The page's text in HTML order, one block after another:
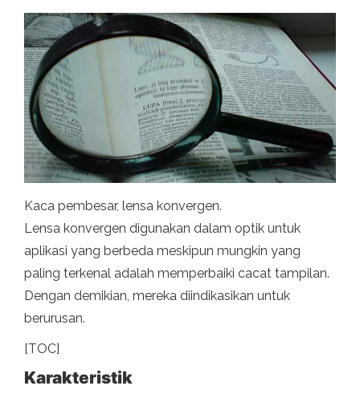
Kaca pembesar, lensa konvergen.
Lensa konvergen digunakan dalam optik untuk
aplikasi yang berbeda meskipun mungkin yang
paling terkenal adalah memperbaiki cacat tampilan.
Dengan demikian, mereka diindikasikan untuk
berurusan.
[TOC]
Karakteristik